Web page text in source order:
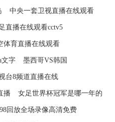
中央一套卫视直播在线观看
直播在线观看cctv5
体育直播在线观看
文字 墨西哥VS韩国
台8频道直播在线
播 女足世界杯冠军是哪一年的
回放全场录像高清免费